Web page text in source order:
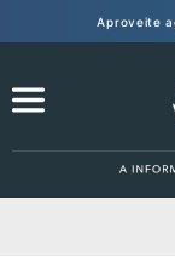
Aproveite